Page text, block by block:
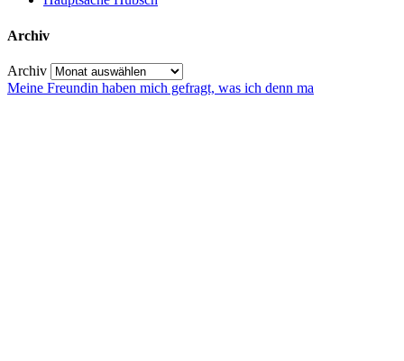
Archiv
Archiv
Meine Freundin haben mich gefragt, was ich denn ma